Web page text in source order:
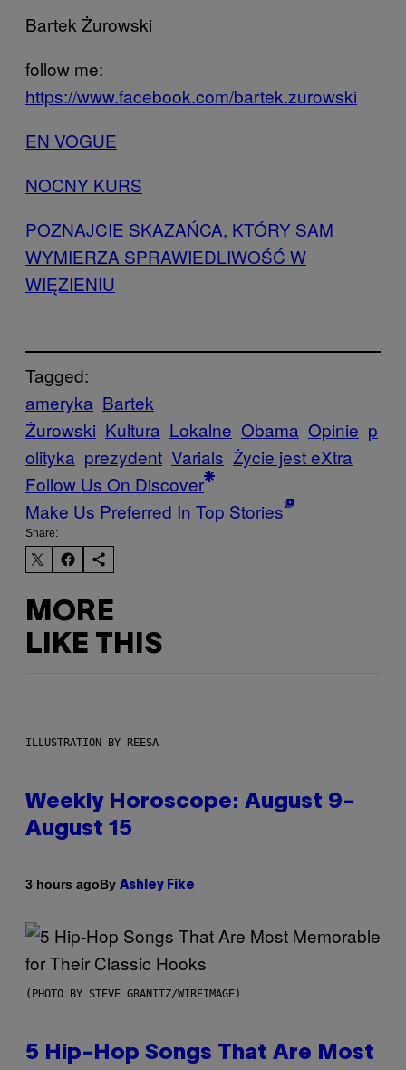
Bartek Żurowski
follow me:
https://www.facebook.com/bartek.zurowski
EN VOGUE
NOCNY KURS
POZNAJCIE SKAZAŃCA, KTÓRY SAM
WYMIERZA SPRAWIEDLIWOŚĆ W
WIĘZIENIU
Tagged:
ameryka Bartek
Żurowski Kultura Lokalne Obama Opinie p
olityka prezydent Varials Życie jest eXtra
Follow Us On Discover
Make Us Preferred In Top Stories
Share:
MORE
LIKE THIS
ILLUSTRATION BY REESA
Weekly Horoscope: August 9-
August 15
3 hours agoBy Ashley Fike
(PHOTO BY STEVE GRANITZ/WIREIMAGE)
5 Hip-Hop Songs That Are Most